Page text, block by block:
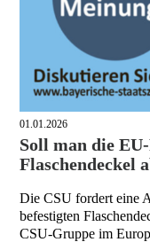
01.01.2026
Soll man die
Flaschendeckel
Die CSU fordert eine
befestigten
CSU-Gruppe im